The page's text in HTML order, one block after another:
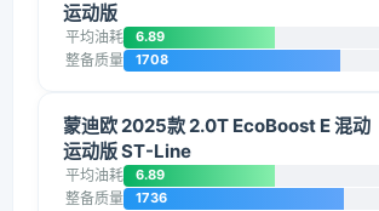
运动版
平均油耗 6.89
整备质量 1708
蒙迪欧 2025款 2.0T EcoBoost E 混动
运动版 ST-Line
平均油耗 6.89
整备质量 1736